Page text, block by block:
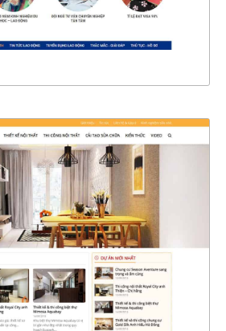
XEM THỰC TẾ
4401